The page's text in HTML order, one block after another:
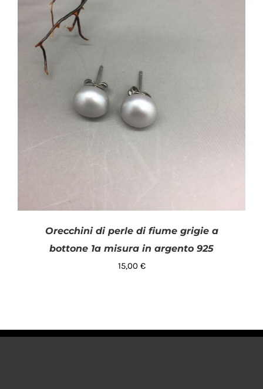
BLOG
CONTATTI
Categorie prodotto
Argento(1)
(1)
(1)
Disponibile
Orecchini di perle di fiume grigie a
bottone 1a misura in argento 925
15,00 €